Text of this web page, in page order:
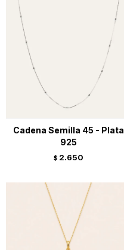
Cadena Semilla 45 - Plata
925
$ 2.650